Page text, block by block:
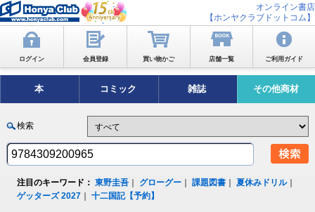
オンライン書店
【ホンヤクラブドットコム】
ログイン 会員登録 買い物かご 店舗一覧 ご利用ガイド
本 コミック 雑誌 その他商材
検索
注目のキーワード： 東野圭吾 グローグー ｜課題図書 ｜夏休みドリル｜
ゲッターズ 2027 ｜十二国記【予約】